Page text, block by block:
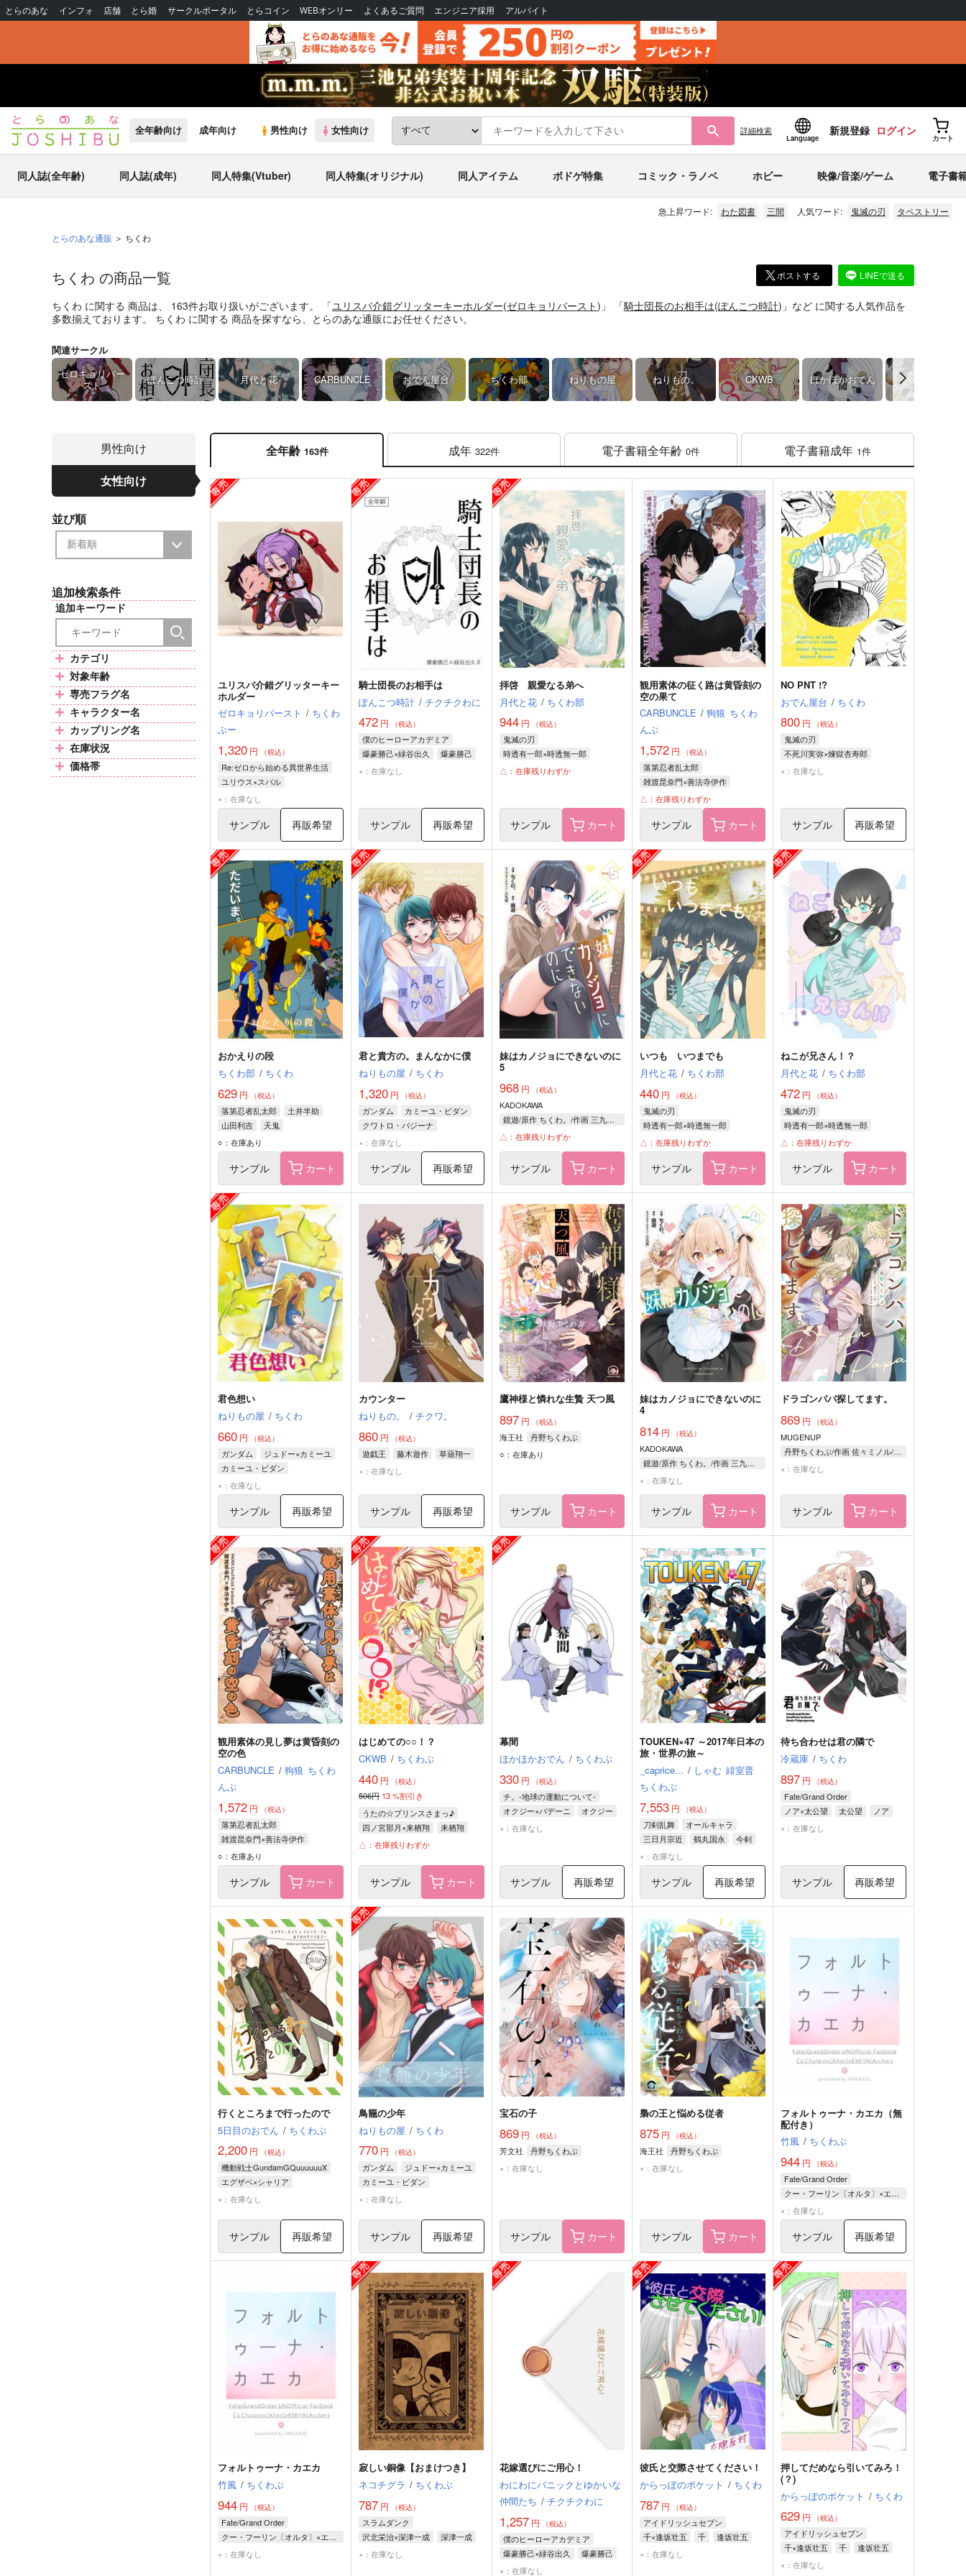
とらのあな インフォ 店舗 とら婚 サークルポータル とらコイン WEBオンリー よくあるご質問 エンジニア採用 アルバイト
全年齢向け 成年向け 男性向け 女性向け 詳細検索
Language
新規登録 ログイン
カート
同人誌(全年齢) 同人誌(成年) 同人特集(Vtuber) 同人特集(オリジナル) 同人アイテム ボドゲ特集 コミック・ラノベ ホビー 映像/音楽/ゲーム 電子書
急上昇ワード: わた図書 三間 人気ワード: 鬼滅の刃 タペストリー
とらのあな通販 ちくわ
ポストする LINEで送る
ちくわ の商品一覧
ちくわ に関する 商品は、 163件お取り扱いがございます。 「ユリスバ介錯グリッターキーホルダー(ゼロキョリバースト)」 「騎士団長のお相手は(ぽんこつ時計)」 など に関する人気作品を
多数揃えております。 ちくわ に関する 商品を探すなら、とらのあな通販にお任せください。
関連サークル
ゼロキョリバー
スト
ぽんこつ時計 月代と花 CARBUNCLE おでん屋台 ちくわ部 ねりもの屋 ねりもの。 CKWB ほかほかおでん _caprice...
男性向け
女性向け
並び順
追加検索条件
追加キーワード
カテゴリ
対象年齢
専売フラグ名
キャラクター名
カップリング名
在庫状況
価格帯
全年齢 163件 成年 322件 電子書籍全年齢 0件 電子書籍成年 1件
ユリスバ介錯グリッターキー
ホルダー
ゼロキョリバースト / ちくわ
ぶー
1,320 円 （税込）
Re:ゼロから始める異世界生活
ユリウス×スバル
ナツキ・スバル
ユリウス・ユークリウス
×：在庫なし
サンプル 再販希望
騎士団長のお相手は
ぽんこつ時計 / チクチクわに
472円 （税込）
僕のヒーローアカデミア
爆豪勝己×緑谷出久
爆豪勝己
緑谷出久
×：在庫なし
サンプル 再販希望
拝啓 親愛なる弟へ
月代と花 / ちくわ部
944円 （税込）
鬼滅の刃
時透有一郎×時透無一郎
時透有一郎
時透無一郎
△：在庫残りわずか
サンプル カート
観用素体の征く路は黄昏刻の
空の果て
CARBUNCLE / 狗狼 ちくわ
んぶ
1,572 円 （税込）
落第忍者乱太郎
雑渡昆奈門×善法寺伊作
雑渡昆奈門
善法寺伊作
△：在庫残りわずか
サンプル カート
NO PNT !?
おでん屋台 / ちくわ
800 円 （税込）
鬼滅の刃
不死川実弥×煉獄杏寿郎
不死川実弥
×：在庫なし
サンプル 再販希望
おかえりの段
ちくわ部 / ちくわ
629 円 （税込）
落第忍者乱太郎
土井半助
山田利吉
天鬼
○：在庫あり
サンプル カート
君と貴方の。まんなかに僕
ねりもの屋 / ちくわ
1,320円 （税込）
ガンダム
カミーユ・ビダン
クワトロ・バジーナ
×：在庫なし
サンプル 再販希望
妹はカノジョにできないのに
5
968円 （税込）
KADOKAWA
鏡遊/原作 ちくわ。/作画 三九呂/キャラクターデザイン
△：在庫残りわずか
サンプル カート
いつも いつまでも
月代と花 / ちくわ部
440 円 （税込）
鬼滅の刃
時透有一郎×時透無一郎
時透有一郎
時透無一郎
△：在庫残りわずか
サンプル カート
ねこが兄さん！？
月代と花 / ちくわ部
472 円 （税込）
鬼滅の刃
時透有一郎×時透無一郎
時透有一郎
時透無一郎
△：在庫残りわずか
サンプル カート
君色想い
ねりもの屋 / ちくわ
660 円 （税込）
ガンダム
ジュドー×カミーユ
カミーユ・ビダン
ジュドー・アーシタ
×：在庫なし
サンプル 再販希望
カウンター
ねりもの。
/ チクワ。
860円 （税込）
遊戯王 藤木遊作
草薙翔一
×：在庫なし
サンプル 再販希望
鷹神様と憐れな生贄 天つ風
897円 （税込）
海王社
丹野ちくわぶ
○：在庫あり
サンプル カート
妹はカノジョにできないのに
4
814 円 （税込）
KADOKAWA
鏡遊/原作 ちくわ。/作画 三九呂/キャラクターデザイン
×：在庫なし
サンプル カート
ドラゴンパパ探してます。
869 円 （税込）
MUGENUP
丹野ちくわぶ/作画 佐々ミノル/原作
×：在庫なし
サンプル カート
観用素体の見し夢は黄昏刻の
空の色
CARBUNCLE / 狗狼 ちくわ
んぶ
1,572 円 （税込）
落第忍者乱太郎
雑渡昆奈門×善法寺伊作
雑渡昆奈門
○：在庫あり
サンプル カート
はじめての○○！？
CKWB / ちくわぶ
440円 （税込）
506円 13 %割引き
うたの☆プリンスさまっ♪
四ノ宮那月×来栖翔
来栖翔
四ノ宮那月
△：在庫残りわずか
サンプル カート
幕間
ほかほかおでん / ちくわぶ
330円 （税込）
チ。-地球の運動について-
オクジー×バデーニ
オクジー
バデーニ
×：在庫なし
サンプル 再販希望
TOUKEN×47 ～2017年日本の
旅・世界の旅～
_caprice... / しゃむ 緋室晋
ちくわぶ
7,553 円 （税込）
刀剣乱舞
オールキャラ
三日月宗近
鶴丸国永
今剣
×：在庫なし
サンプル 再販希望
待ち合わせは君の隣で
冷蔵庫 / ちくわ
897 円 （税込）
Fate/Grand Order
ノア×太公望
太公望
ノア
×：在庫なし
サンプル 再販希望
行くところまで行ったので
5日目のおでん / ちくわぶ
2,200 円 （税込）
機動戦士GundamGQuuuuuuX
エグザベ×シャリア
エグザベ・オリベ
×：在庫なし
サンプル 再販希望
鳥籠の少年
ねりもの屋 / ちくわ
770円 （税込）
ガンダム
ジュドー×カミーユ
カミーユ・ビダン
ジュドー・アーシタ
×：在庫なし
サンプル 再販希望
宝石の子
869円 （税込）
芳文社
丹野ちくわぶ
×：在庫なし
サンプル カート
梟の王と悩める従者
875 円 （税込）
海王社
丹野ちくわぶ
×：在庫なし
サンプル カート
フォルトゥーナ・カエカ（無
配付き）
竹風 / ちくわぶ
944 円 （税込）
Fate/Grand Order
クー・フーリン〔オルタ〕×エミヤ
クー・フーリン〔オルタ〕
エミヤ
女王メイヴ
×：在庫なし
サンプル 再販希望
フォルトゥーナ・カエカ
竹風 / ちくわぶ
944 円 （税込）
Fate/Grand Order
クー・フーリン〔オルタ〕×エミヤ
クー・フーリン〔オルタ〕
×：在庫なし
寂しい銅像【おまけつき】
ネコチグラ / ちくわぶ
787円 （税込）
スラムダンク
沢北栄治×深津一成
深津一成
沢北栄治
×：在庫なし
花嫁選びにご用心！
わにわにパニックとゆかいな
仲間たち / チクチクわに
1,257円 （税込）
僕のヒーローアカデミア
爆豪勝己×緑谷出久
爆豪勝己
緑谷出久
×：在庫なし
彼氏と交際させてください！
からっぽのポケット / ちくわ
787 円 （税込）
アイドリッシュセブン
千×逢坂壮五
千
逢坂壮五
×：在庫なし
押してだめなら引いてみろ！
(？)
からっぽのポケット / ちくわ
629 円 （税込）
アイドリッシュセブン
千×逢坂壮五
千
逢坂壮五
×：在庫なし